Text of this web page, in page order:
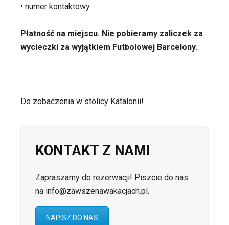
• numer kontaktowy
Płatność na miejscu. Nie pobieramy zaliczek za
wycieczki za wyjątkiem Futbolowej Barcelony.
Do zobaczenia w stolicy Katalonii!
KONTAKT Z NAMI
Zapraszamy do rezerwacji! Piszcie do nas
na info@zawszenawakacjach.pl.
NAPISZ DO NAS